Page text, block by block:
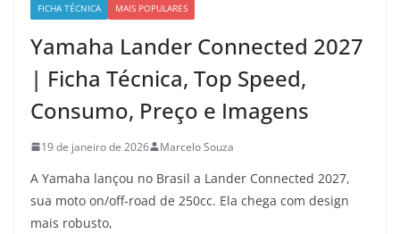
FICHA TÉCNICA MAIS POPULARES
Yamaha Lander Connected 2027
| Ficha Técnica, Top Speed,
Consumo, Preço e Imagens
19 de janeiro de 2026 Marcelo Souza
A Yamaha lançou no Brasil a Lander Connected 2027,
sua moto on/off-road de 250cc. Ela chega com design
mais robusto,